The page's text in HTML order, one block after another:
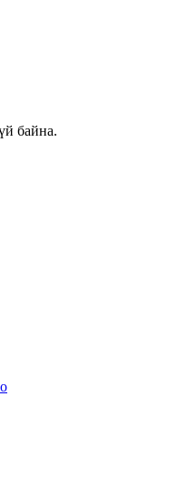
байна.